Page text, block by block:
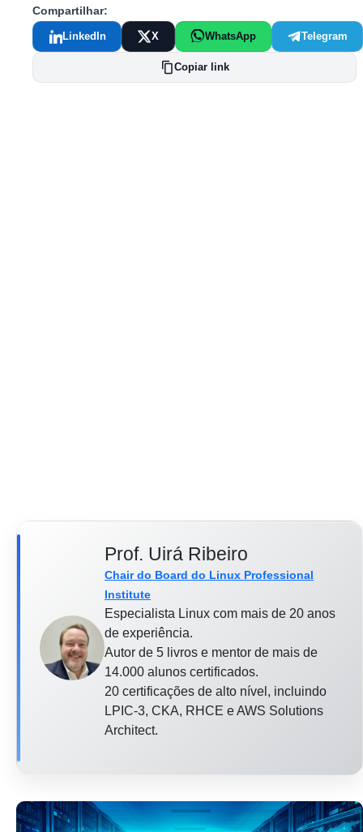
Compartilhar:
LinkedIn X WhatsApp Telegram
Copiar link
Prof. Uirá Ribeiro
Chair do Board do Linux Professional
Institute
Especialista Linux com mais de 20 anos
de experiência.
Autor de 5 livros e mentor de mais de
14.000 alunos certificados.
20 certificações de alto nível, incluindo
LPIC-3, CKA, RHCE e AWS Solutions
Architect.